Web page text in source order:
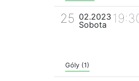
25 02.2023
Sobota
Góly (1)